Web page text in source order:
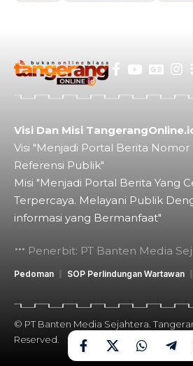
Visi Dan Misi
Visi "Menjadi Portal Berita Nomor
Referensi Publik"
Misi "Menjadi Portal Berita Yang
Terpercaya. Melayani Publik
informasi yang Bermanfaat"
Penerbit: PT Banten Media
Pedoman SOP Perlindungan Wartawan
© PT Banten Media Sejahtera.
Reserved.